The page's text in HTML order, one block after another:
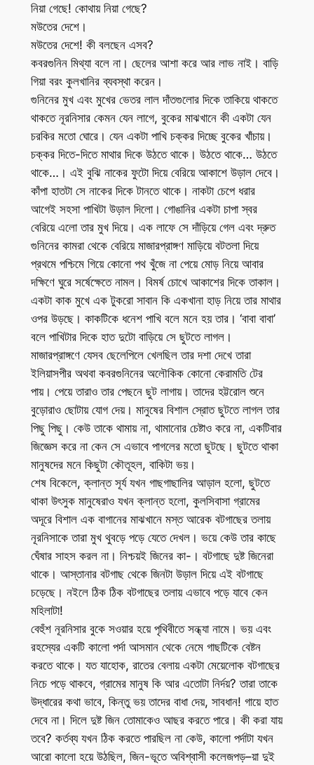
নিয়া গেছে! কোথায় নিয়া গেছে?
মউতের দেশে।
মউতের দেশে! কী বলছেন এসব?
কবরগুনিন মিথ্যা বলে না। ছেলের আশা করে আর লাভ নাই। বাড়ি
গিয়া বরং কুলখানির ব্যবস্থা করেন।
গুনিনের মুখ এবং মুখের ভেতর লাল দাঁতগুলোর দিকে তাকিয়ে থাকতে
থাকতে নূরনিসার কেমন যেন লাগে, বুকের মাঝখানে কী একটা যেন
চরকির মতো ঘোরে। যেন একটা পাখি চক্কর দিচ্ছে বুকের খাঁচায়।
চক্কর দিতে-দিতে মাথার দিকে উঠতে থাকে। উঠতে থাকে… উঠতে
থাকে…। এই বুঝি নাকের ফুটো দিয়ে বেরিয়ে আকাশে উড়াল দেবে।
কাঁপা হাতটা সে নাকের দিকে টানতে থাকে। নাকটা চেপে ধরার
আগেই সহসা পাখিটা উড়াল দিলো। গোঙানির একটা চাপা স্বর
বেরিয়ে এলো তার মুখ দিয়ে। এক লাফে সে দাঁড়িয়ে গেল এবং দ্রুত
গুনিনের কামরা থেকে বেরিয়ে মাজারপ্রাঙ্গণ মাড়িয়ে বটতলা দিয়ে
প্রথমে পশ্চিমে গিয়ে কোনো পথ খুঁজে না পেয়ে মোড় নিয়ে আবার
দক্ষিণে ঘুরে সর্ষেক্ষেতে নামল। বিমর্ষ চোখে আকাশের দিকে তাকাল।
একটা কাক মুখে এক টুকরো সাবান কি একখানা হাড় নিয়ে তার মাথার
ওপর উড়ছে। কাকটিকে ধনেশ পাখি বলে মনে হয় তার। ‘বাবা বাবা’
বলে পাখিটার দিকে হাত দুটো বাড়িয়ে সে ছুটতে লাগল।
মাজারপ্রাঙ্গণে যেসব ছেলেপিলে খেলছিল তার দশা দেখে তারা
ইলিয়াসপীর অথবা কবরগুনিনের অলৌকিক কোনো কেরামতি টের
পায়। পেয়ে তারাও তার পেছনে ছুট লাগায়। তাদের হট্টরোল শুনে
বুড়োরাও ছোটায় যোগ দেয়। মানুষের বিশাল স্রোত ছুটতে লাগল তার
পিছু পিছু। কেউ তাকে থামায় না, থামানোর চেষ্টাও করে না, একটিবার
জিজ্ঞেস করে না কেন সে এভাবে পাগলের মতো ছুটছে। ছুটতে থাকা
মানুষদের মনে কিছুটা কৌতূহল, বাকিটা ভয়।
শেষ বিকেলে, ক্লান্ত সূর্য যখন গাছগাছালির আড়াল হলো, ছুটতে
থাকা উৎসুক মানুষেরাও যখন ক্লান্ত হলো, কুলসিবাসা গ্রামের
অদূরে বিশাল এক বাগানের মাঝখানে মস্ত আরেক বটগাছের তলায়
নূরনিসাকে তারা মুখ থুবড়ে পড়ে যেতে দেখল। ভয়ে কেউ তার কাছে
ঘেঁষার সাহস করল না। নিশ্চয়ই জিনের কা-। বটগাছে দুষ্ট জিনেরা
থাকে। আস্তানার বটগাছ থেকে জিনটা উড়াল দিয়ে এই বটগাছে
চড়েছে। নইলে ঠিক ঠিক বটগাছের তলায় এভাবে পড়ে যাবে কেন
মহিলাটা!
বেহুঁশ নূরনিসার বুকে সওয়ার হয়ে পৃথিবীতে সন্ধ্যা নামে। ভয় এবং
রহস্যের একটি কালো পর্দা আসমান থেকে নেমে গাছটিকে বেষ্টন
করতে থাকে। যত যাহোক, রাতের বেলায় একটা মেয়েলোক বটগাছের
নিচে পড়ে থাকবে, গ্রামের মানুষ কি আর এতোটা নির্দয়? তারা তাকে
উদ্ধারের কথা ভাবে, কিন্তু ভয় তাদের বাধা দেয়, সাবধান! গায়ে হাত
দেবে না। দিলে দুষ্ট জিন তোমাকেও আছর করতে পারে। কী করা যায়
তবে? কর্তব্য যখন ঠিক করতে পারছিল না কেউ, কালো পর্দাটা যখন
আরো কালো হয়ে উঠছিল, জিন-ভূতে অবিশ্বাসী কলেজপড়–য়া দুই